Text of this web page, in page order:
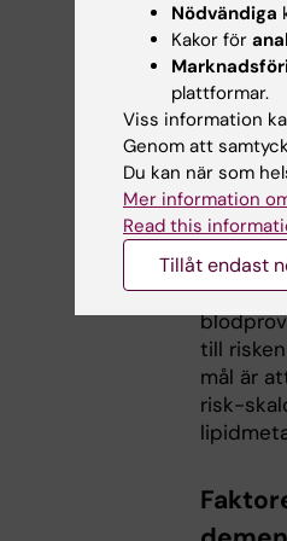
med
på
och de
Syftet
om
till
mål är
risk-
Nödvändiga
Kakor för
plattformar.
Viss information
Genom att
Du kan när som
Mer information
Read this
Tillåt endast